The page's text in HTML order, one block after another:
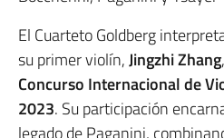
El Cuarteto Goldberg
su primer violín,Jingzhi Zhang
Concurso Internacional de
2023. Su participación
legado de Paganini,